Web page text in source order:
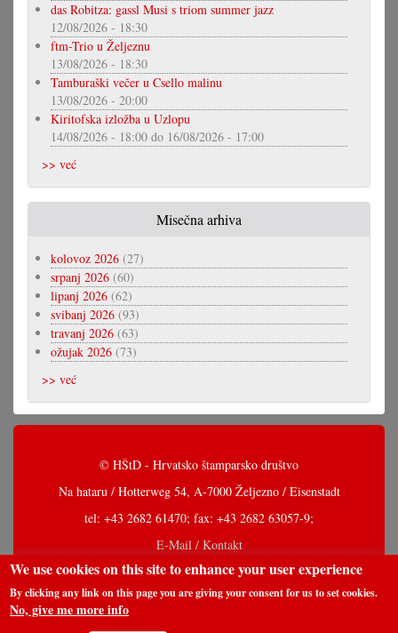
das Robitza: gassl Musi s triom summer jazz
12/08/2026 - 18:30
ftm-Trio u Željeznu
13/08/2026 - 18:30
Tamburaški večer u Csello malinu
13/08/2026 - 20:00
Kiritofska izložba u Uzlopu
14/08/2026 - 18:00 do 16/08/2026 - 17:00
>> već
Misečna arhiva
kolovoz 2026 (27)
srpanj 2026 (60)
lipanj 2026 (62)
svibanj 2026 (93)
travanj 2026 (63)
ožujak 2026 (73)
>> već
© HŠtD - Hrvatsko štamparsko društvo
Na hataru / Hotterweg 54, A-7000 Željezno / Eisenstadt
tel: +43 2682 61470; fax: +43 2682 63057-9;
E-Mail / Kontakt
We use cookies on this site to enhance your user experience
By clicking any link on this page you are giving your consent for us to set cookies.
No, give me more info